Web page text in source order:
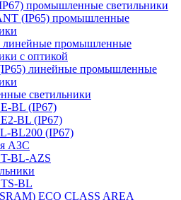
промышленные светильники
(IP65) промышленные
линейные промышленные
с оптикой
линейные промышленные
светильники
BL (IP67)
BL (IP67)
BL200 (IP67)
АЗС
BL-AZS
BL
ECO CLASS AREA